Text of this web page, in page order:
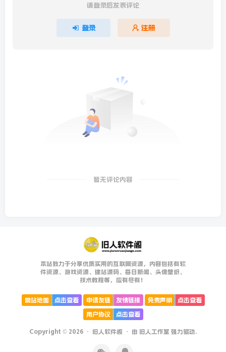
请登录后发表评论
登录 注册
暂无评论内容
本站致力于分享优质实用的互联网资源，内容包括有软
件资源、游戏资源、建站源码、每日新闻、头像壁纸、
技术教程等，应有尽有！
网站地图 点击查看 申请友链 友情链接 免责声明
点击查看
用户协议
点击查看
Copyright © 2026 · 旧人软件阁 · 由 旧人工作室 强力驱动.